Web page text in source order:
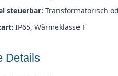
steuerbar: Transformatorisch
IP65, Wärmeklasse F
Details